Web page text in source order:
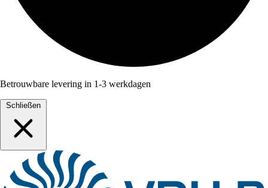
Betrouwbare levering in 1-3 werkdagen
Schließen